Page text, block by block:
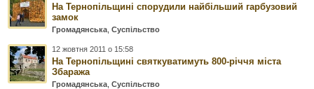
На Тернопільщині спорудили найбільший гарбузовий
замок
Громадянська ,Суспільство
12 жовтня 2011 о 15:58
На Тернопільщині святкуватимуть 800-річчя міста
Збаража
Громадянська ,Суспільство